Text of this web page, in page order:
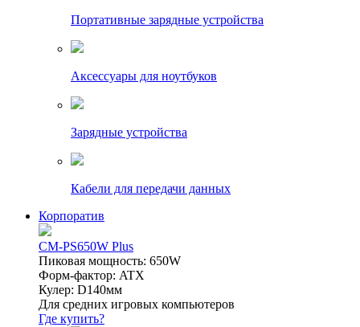
Портативные зарядные устройства
Аксессуары для ноутбуков
Зарядные устройства
Кабели для передачи данных
Корпоратив
CM-PS650W Plus
Пиковая мощность: 650W
Форм-фактор: ATX
Кулер: D140мм
Для средних игровых компьютеров
Где купить?